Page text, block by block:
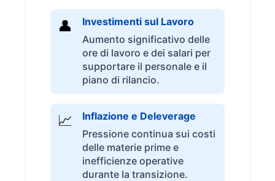
👤
Investimenti sul Lavoro
Aumento significativo delle
ore di lavoro e dei salari per
supportare il personale e il
piano di rilancio.
📈
Inflazione e Deleverage
Pressione continua sui costi
delle materie prime e
inefficienze operative
durante la transizione.